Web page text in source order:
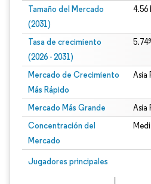
Tamaño del Mercado
(2031)
4.56
Tasa de crecimiento
(2026 - 2031)
Mercado de Crecimiento
Más Rápido
Asia
Mercado Más Grande Asia
Concentración del
Mercado
Jugadores principales
Imagen © Mordor Intelligence. El uso